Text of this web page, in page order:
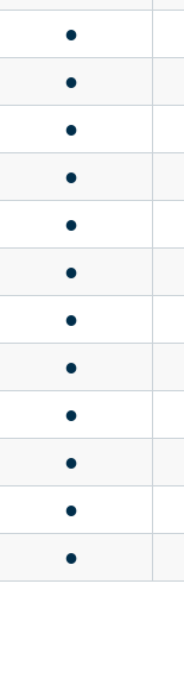
●
●
●
●
●
●
●
●
●
●
●
●